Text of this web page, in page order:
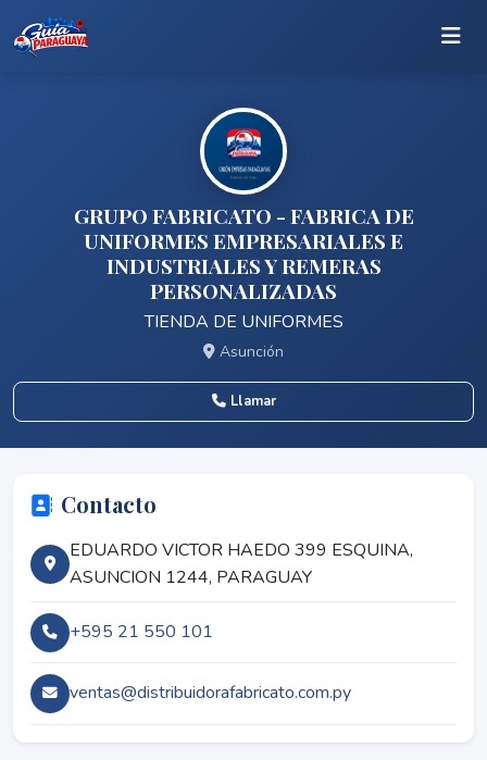
GRUPO FABRICATO - FABRICA DE
UNIFORMES EMPRESARIALES E
INDUSTRIALES Y REMERAS
PERSONALIZADAS
TIENDA DE UNIFORMES
Asunción
Llamar
Contacto
EDUARDO VICTOR HAEDO 399 ESQUINA,
ASUNCION 1244, PARAGUAY
+595 21 550 101
ventas@distribuidorafabricato.com.py